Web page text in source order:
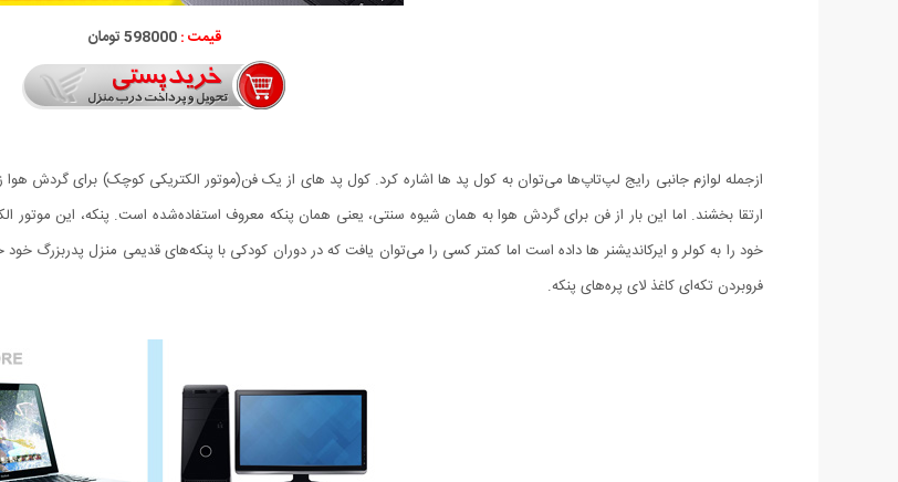
قیمت :598000 تومان
ازجمله لوازم جانبی رایج لپ‌تاپ‌ها می‌توان به کول پد ها اشاره کرد. کول پد های از یک فن(موتور الکتریکی کوچک) برای گردش هوا
ارتقا بخشند. اما این بار از فن برای گردش هوا به همان شیوه سنتی، یعنی همان پنکه معروف استفاده‌شده است. پنکه، این موتور
خود را به کولر و ایرکاندیشنر ها داده است اما کمتر کسی را می‌توان یافت که در دوران کودکی با پنکه‌های قدیمی منزل پدربزرگ
فروبردن تکه‌ای کاغذ لای پره‌های پنکه.